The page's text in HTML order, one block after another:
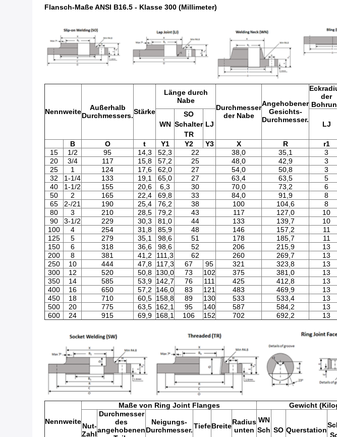
Flansch-Maße ANSI B16.5 - Klasse 300 (Millimeter)
Nennweite
Außerhalb
Durchmessers.Stärke
Länge durch
Nabe
Durchmesser
der Nabe
Angehobener
Gesichts-
Durchmesser.
der
WN
SO
Schalter
TR
LJ LJ
B O t Y1 Y2 Y3 X R r1
15
1/2 95 14,3 52,3 22 38,0 35,1 3
20
3/4 117 15,8 57,2 25 48,0 42,9 3
25
1 124 17,6 62,0 27 54,0 50,8 3
32
1-1/4 133 19,1 65,0 27 63,4 63,5 5
40
1-1/2 155 20,6 6,3 30 70,0 73,2 6
50
2 165 22,4 69,8 33 84,0 91,9 8
65
2-/21 190 25,4 76,2 38 100 104,6 8
80
3 210 28,5 79,2 43 117 127,0 10
90
3-1/2 229 30,3 81,0 44 133 139,7 10
100
4 254 31,8 85,9 48 146 157,2 11
125
5 279 35,1 98,6 51 178 185,7 11
150
6 318 36,6 98,6 52 206 215,9 13
200
8 381 41,2 111,3 62 260 269,7 13
250
10 444 47,8 117,3 67 95 321 323,8 13
300
12 520 50,8 130,0 73 102 375 381,0 13
350
14 585 53,9 142,7 76 111 425 412,8 13
400
16 650 57,2 146,0 83 121 483 469,9 13
450
18 710 60,5 158,8 89 130 533 533,4 13
500
20 775 63,5 162,1 95 140 587 584,2 13
600
24 915 69,9 168,1 106 152 702 692,2 13
Nennweite
Maße von Ring Joint Flanges Gewicht
Nut-
Zahl
Durchmesser
des
angehobenen
Neigungs-
Durchmesser.TiefeBreiteRadius
unten
WN
Sch SO Querstation